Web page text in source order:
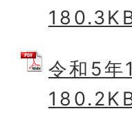
令和5年